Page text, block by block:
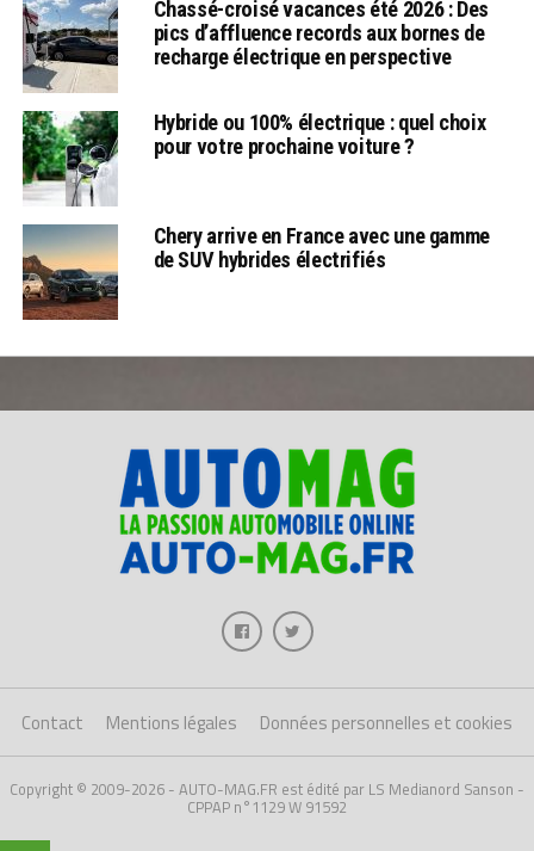
Chassé-croisé vacances été 2026 : Des
pics d’affluence records aux bornes de
recharge électrique en perspective
Hybride ou 100% électrique : quel choix
pour votre prochaine voiture ?
Chery arrive en France avec une gamme
de SUV hybrides électrifiés
Contact Mentions légales Données personnelles et cookies
Copyright © 2009-2026 - AUTO-MAG.FR est édité par LS Medianord Sanson -
CPPAP n°1129 W 91592